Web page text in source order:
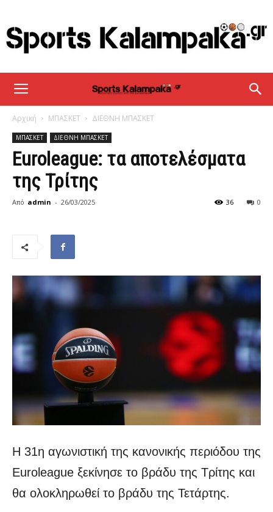
sportskalampaka
Αρχική ΜΠΑΣΚΕΤ ΔΙΕΘΝΗ ΜΠΑΣΚΕΤ
ΜΠΑΣΚΕΤ ΔΙΕΘΝΗ ΜΠΑΣΚΕΤ
Euroleague: τα αποτελέσματα
της Τρίτης
Από admin - 26/03/2025 0
36
Η 31η αγωνιστική της κανονικής περιόδου της
Euroleague ξεκίνησε το βράδυ της Τρίτης και
θα ολοκληρωθεί το βράδυ της Τετάρτης.